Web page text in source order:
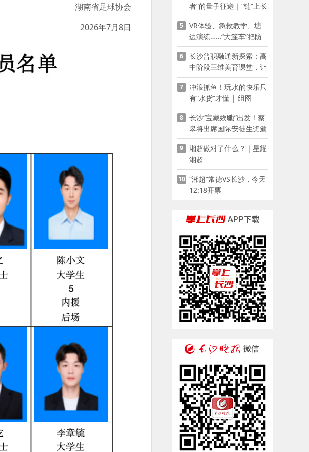
湖南省足球协会
2026年7月8日
者”的量子征途｜“链”上长
沙 “才”够硬核
5
VR体验、急救教学、塘
边演练……“大篷车”把防
溺水课堂搬到乡村青少年
家门口
6
长沙普职融通新探索：高
中阶段三维美育课堂，让
少年向美而生
7
冲浪抓鱼！玩水的快乐只
有“水货”才懂 | 组图
8
长沙“宝藏娭毑”出发！蔡
皋将出席国际安徒生奖颁
奖典礼并领奖
9
湘超做对了什么？｜星耀
湘超
10 “湘超”常德VS长沙，今天
12:18开票